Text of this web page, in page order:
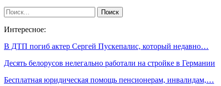
Интересное:
В ДТП погиб актер Сергей Пускепалис, который недавно…
Десять белорусов нелегально работали на стройке в Германии
Бесплатная юридическая помощь пенсионерам, инвалидам,…